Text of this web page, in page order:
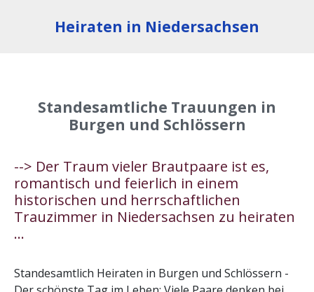
Heiraten in Niedersachsen
Standesamtliche Trauungen in
Burgen und Schlössern
--> Der Traum vieler Brautpaare ist es,
romantisch und feierlich in einem
historischen und herrschaftlichen
Trauzimmer in Niedersachsen zu heiraten
...
Standesamtlich Heiraten in Burgen und Schlössern -